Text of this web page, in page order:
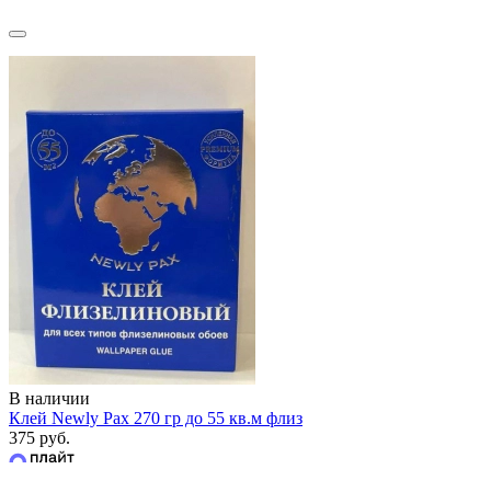
В наличии
Клей Newly Pax 270 гр до 55 кв.м флиз
375 руб.